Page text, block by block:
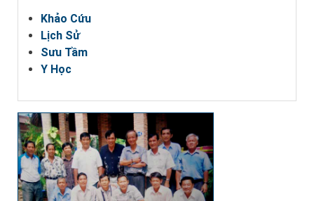
Khảo Cứu
Lịch Sử
Sưu Tầm
Y Học